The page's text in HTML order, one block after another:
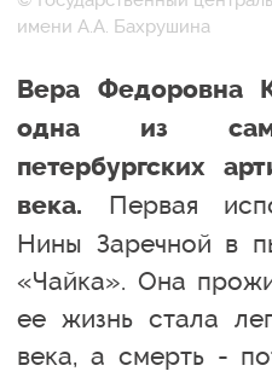
имени А.А. Бахрушина
Вера Федоровна
одна из
петербургских
века. Первая
Нины Заречной в
«Чайка». Она
ее жизнь стала
века, а смерть -